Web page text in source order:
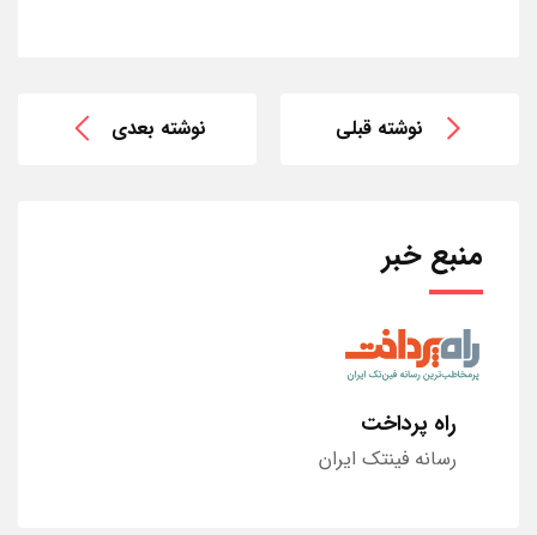
نوشته قبلی نوشته بعدی
منبع خبر
راه پرداخت
رسانه فینتک ایران